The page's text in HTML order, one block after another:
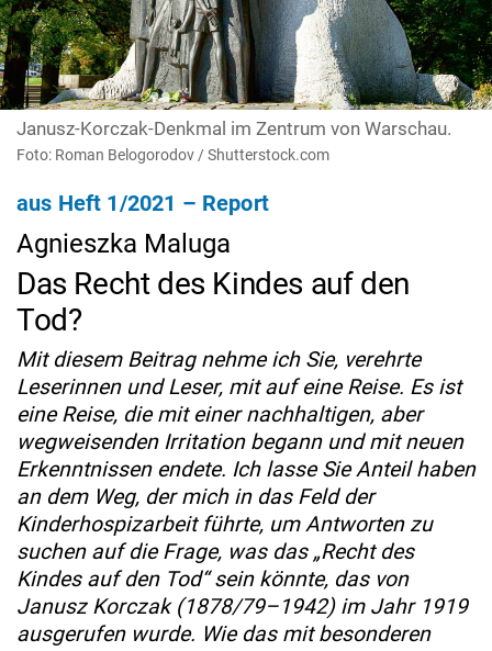
Janusz-Korczak-Denkmal im Zentrum von Warschau.
Foto: Roman Belogorodov / Shutterstock.com
aus Heft 1/2021 – Report
Agnieszka Maluga
Das Recht des Kindes auf den
Tod?
Mit diesem Beitrag nehme ich Sie, verehrte
Leserinnen und Leser, mit auf eine Reise. Es ist
eine Reise, die mit einer nachhaltigen, aber
wegweisenden Irritation begann und mit neuen
Erkenntnissen endete. Ich lasse Sie Anteil haben
an dem Weg, der mich in das Feld der
Kinderhospizarbeit führte, um Antworten zu
suchen auf die Frage, was das „Recht des
Kindes auf den Tod“ sein könnte, das von
Janusz Korczak (1878/79–1942) im Jahr 1919
ausgerufen wurde. Wie das mit besonderen